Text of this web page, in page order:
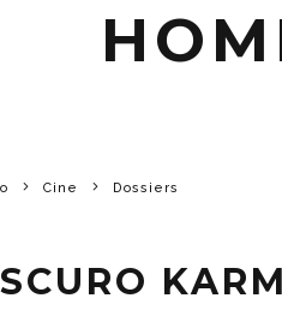
Cine Dossiers